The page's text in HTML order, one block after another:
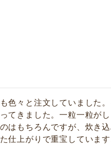
色々と注文していました
てきました。一粒一粒が
はもちろんですが、炊き
仕上がりで重宝しています